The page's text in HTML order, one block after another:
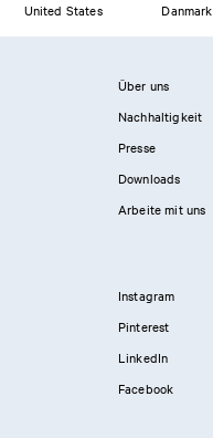
United States Danmark
Über uns
Nachhaltigkeit
Presse
Downloads
Arbeite mit uns
Instagram
Pinterest
LinkedIn
Facebook